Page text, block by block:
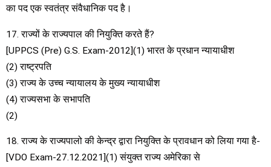
का पद एक स्वतंत्र संवैधानिक पद है।
17. राज्यों के राज्यपाल की नियुक्ति करते हैं?
[UPPCS (Pre) G.S. Exam-2012](1) भारत के प्रधान न्यायाधीश
(2) राष्ट्रपति
(3) राज्य के उच्च न्यायालय के मुख्य न्यायाधीश
(4) राज्यसभा के सभापति
(2)
18. राज्य के राज्यपालो की केन्द्र द्वारा नियुक्ति के प्रावधान को लिया गया है-
[VDO Exam-27.12.2021](1) संयुक्त राज्य अमेरिका से